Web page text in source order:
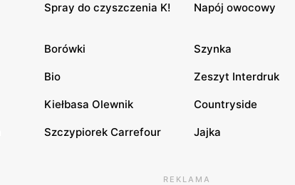
Spray do czyszczenia K! Napój owocowy
Borówki Szynka
Bio Zeszyt Interdruk
Kiełbasa Olewnik Countryside
Szczypiorek Carrefour Jajka
REKLAMA